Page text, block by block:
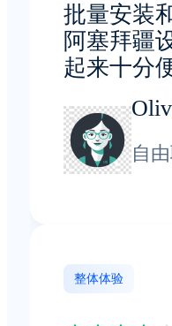
批量安装
阿塞拜疆
起来十分
自
整体体验